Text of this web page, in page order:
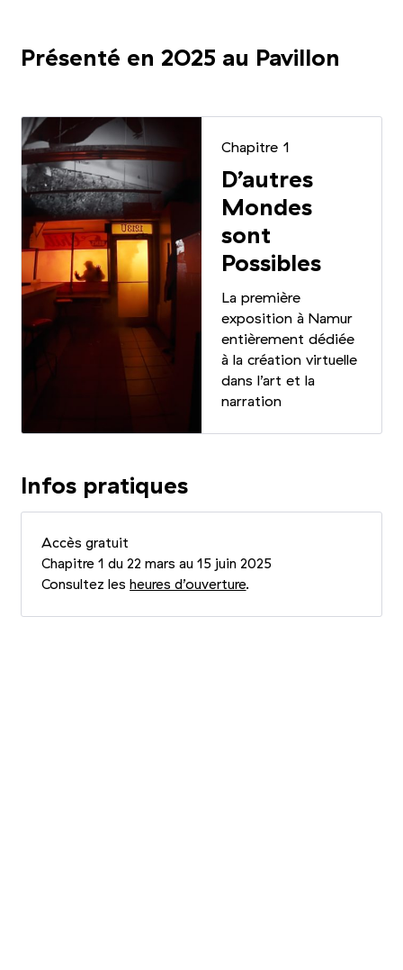
Présenté en 2025 au Pavillon
Chapitre 1
D’autres
Mondes
sont
Possibles
La première
exposition à Namur
entièrement dédiée
à la création virtuelle
dans l’art et la
narration
Infos pratiques
Accès gratuit
Chapitre 1 du 22 mars au 15 juin 2025
Consultez les heures d’ouverture.